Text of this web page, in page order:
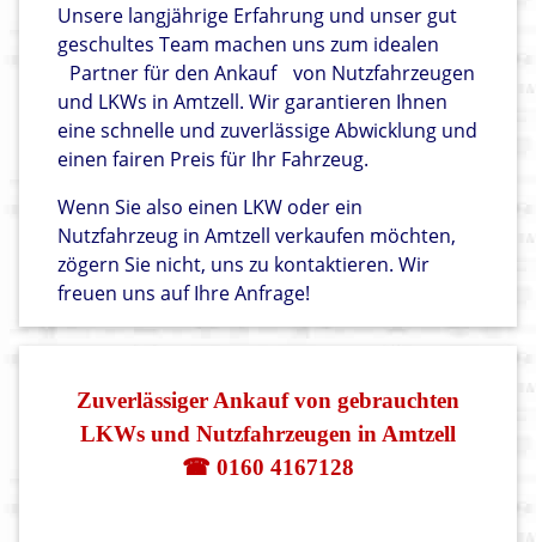
Unsere langjährige Erfahrung und unser gut
geschultes Team machen uns zum idealen
Partner für den Ankauf von Nutzfahrzeugen
und LKWs in Amtzell. Wir garantieren Ihnen
eine schnelle und zuverlässige Abwicklung und
einen fairen Preis für Ihr Fahrzeug.
Wenn Sie also einen LKW oder ein
Nutzfahrzeug in Amtzell verkaufen möchten,
zögern Sie nicht, uns zu kontaktieren. Wir
freuen uns auf Ihre Anfrage!
Zuverlässiger Ankauf von gebrauchten
LKWs und Nutzfahrzeugen in Amtzell
☎ 0160 4167128